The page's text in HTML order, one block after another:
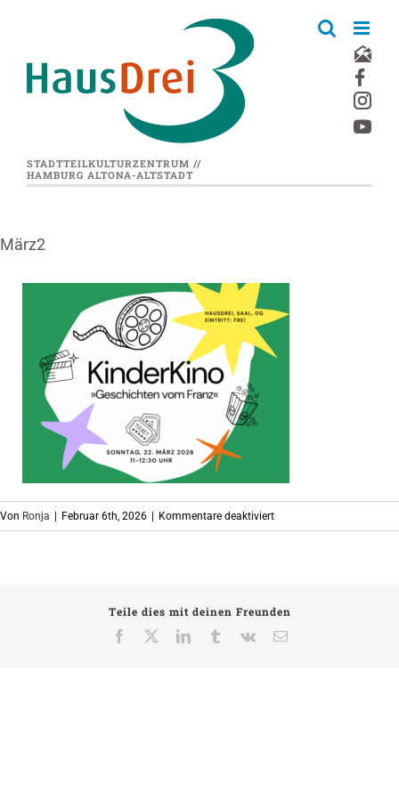
STADTTEILKULTURZENTRUM //
HAMBURG ALTONA-ALTSTADT
März2
Von Ronja Februar 6th, 2026 Kommentare deaktiviertfür
März2
Teile dies mit deinen Freunden
Facebook
LinkedInTumblrVk
E-